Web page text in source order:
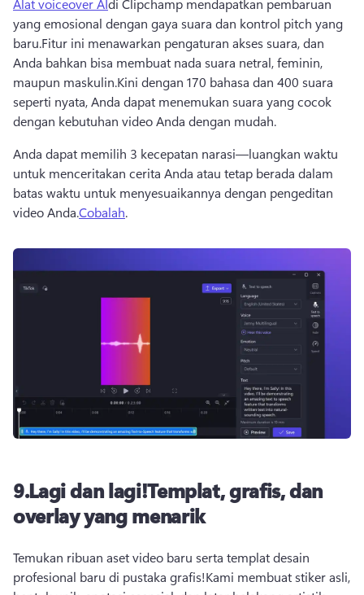
Alat voiceover AIdi Clipchamp mendapatkan pembaruan
yang emosional dengan gaya suara dan kontrol pitch yang
baru.Fitur ini menawarkan pengaturan akses suara, dan
Anda bahkan bisa membuat nada suara netral, feminin,
maupun maskulin.Kini dengan 170 bahasa dan 400 suara
seperti nyata, Anda dapat menemukan suara yang cocok
dengan kebutuhan video Anda dengan mudah.
Anda dapat memilih 3 kecepatan narasi—luangkan waktu
untuk menceritakan cerita Anda atau tetap berada dalam
batas waktu untuk menyesuaikannya dengan pengeditan
video Anda.Cobalah.
9.Lagi dan lagi!Templat, grafis, dan
overlay yang menarik
Temukan ribuan aset video baru serta templat desain
profesional baru di pustaka grafis!Kami membuat stiker asli,